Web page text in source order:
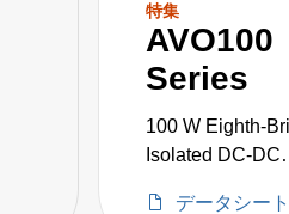
特集
AVO100
Series
100 W Eighth-
Isolated DC-DC
データシート